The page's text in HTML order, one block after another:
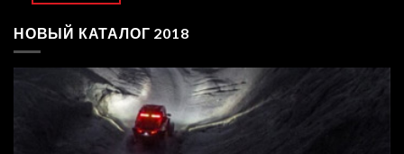
НОВЫЙ КАТАЛОГ 2018